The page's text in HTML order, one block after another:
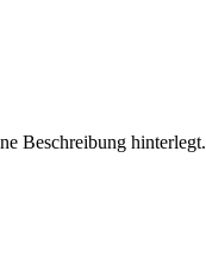
Beschreibung hinterlegt.